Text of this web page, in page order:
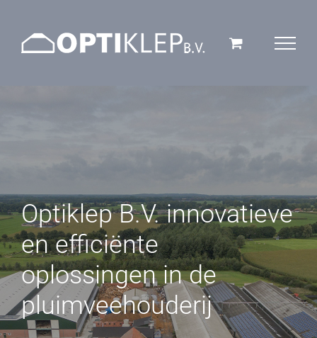
inhoud
Optiklep B.V. innovatieve
en efficiënte
oplossingen in de
pluimveehouderij